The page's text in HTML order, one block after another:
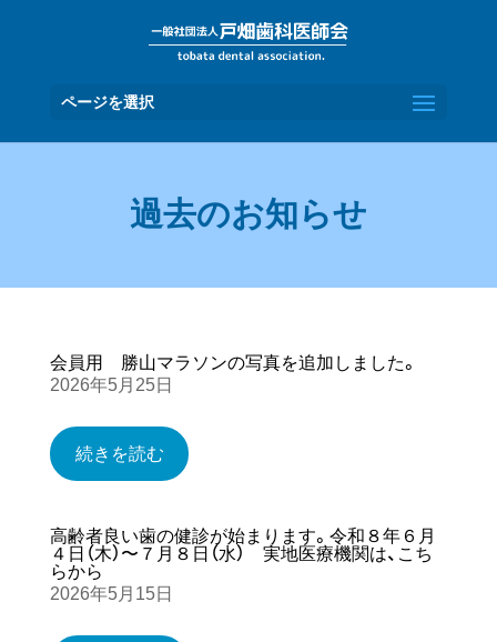
ページを選択
過去のお知らせ
会員用 勝山マラソンの写真を追加しました。
2026年5月25日
続きを読む
高齢者良い歯の健診が始まります。令和８年６月
４日（木）〜７月８日（水） 実地医療機関は、こち
らから
2026年5月15日